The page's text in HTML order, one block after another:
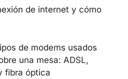
de internet y cómo